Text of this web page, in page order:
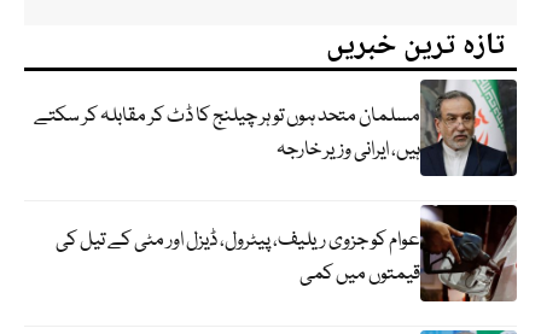
تازہ ترین خبریں
مسلمان متحد ہوں تو ہر چیلنج کا ڈٹ کر مقابلہ کر سکتے
ہیں، ایرانی وزیر خارجہ
عوام کو جزوی ریلیف، پیٹرول، ڈیزل اور مٹی کے تیل کی
قیمتوں میں کمی